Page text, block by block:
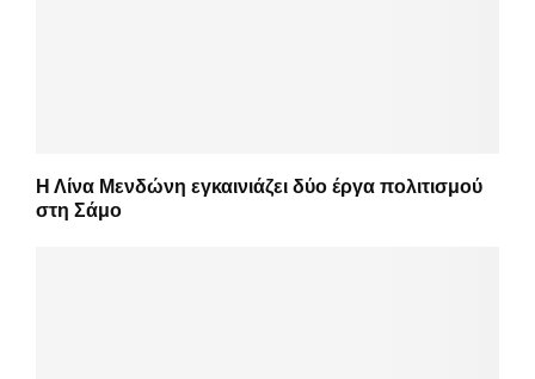
Η Λίνα Μενδώνη εγκαινιάζει δύο έργα πολιτισμού
στη Σάμο